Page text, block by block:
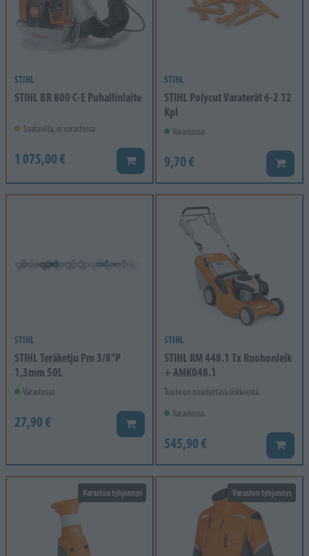
STIHL
STIHL BR 800 C-E Puhallinlaite
Saatavilla, ei varastossa
1 075,00 € Lisää koriin
STIHL
STIHL Polycut Varaterät 6-2 12
Kpl
Varastossa
9,70 € Lisää
STIHL
STIHL Teräketju Pm 3/8"P
1,3mm 50L
Varastossa
27,90 € Lisää koriin
STIHL
STIHL RM 448.1 Tx Ruohonleik
+ AMK048.1
Tuote on noudettava liikkeestä.
Varastossa
545,90 € Lisää
Varaston tyhjennys Varaston tyhjennys